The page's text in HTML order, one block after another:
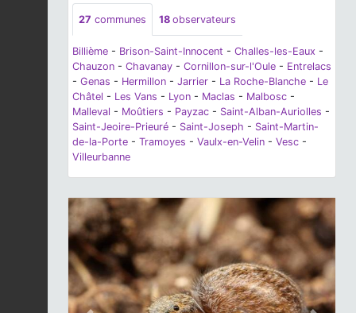
27 communes 18 observateurs
Billième - Brison-Saint-Innocent - Challes-les-Eaux -
Chauzon - Chavanay - Cornillon-sur-l'Oule - Entrelacs
- Genas - Hermillon - Jarrier - La Roche-Blanche - Le
Châtel - Les Vans - Lyon - Maclas - Malbosc -
Malleval - Moûtiers - Payzac - Saint-Alban-Auriolles -
Saint-Jeoire-Prieuré - Saint-Joseph - Saint-Martin-
de-la-Porte - Tramoyes - Vaulx-en-Velin - Vesc -
Villeurbanne